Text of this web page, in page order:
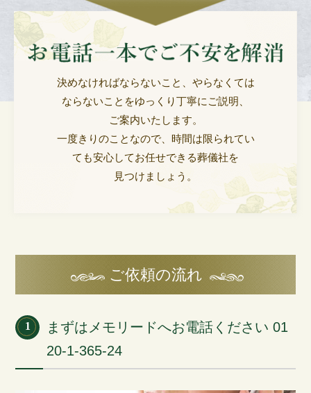
決めなければならないこと、やらなくては
ならないことをゆっくり丁寧にご説明、
ご案内いたします。
一度きりのことなので、時間は限られてい
ても安心してお任せできる葬儀社を
見つけましょう。
ご依頼の流れ
1
まずはメモリードへお電話ください 01
20-1-365-24